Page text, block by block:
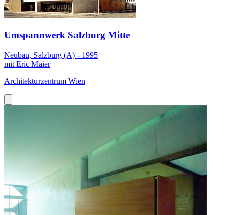
Umspannwerk Salzburg Mitte
Neubau, Salzburg (A) - 1995
mit Eric Maier
Architekturzentrum Wien